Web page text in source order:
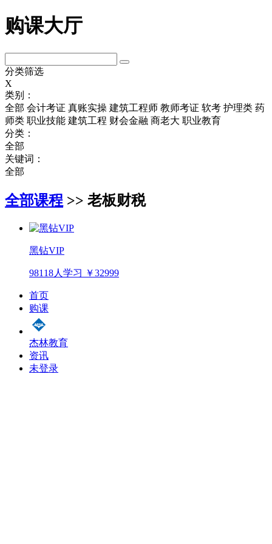
购课大厅
分类筛选
X
类别：
全部 会计考证 真账实操 建筑工程师 教师考证 软考 护理类 药
师类 职业技能 建筑工程 财会金融 商老大 职业教育
分类：
全部
关键词：
全部
全部课程 >> 老板财税
黑钻VIP
98118人学习 ￥32999
首页
购课
杰林教育
资讯
未登录